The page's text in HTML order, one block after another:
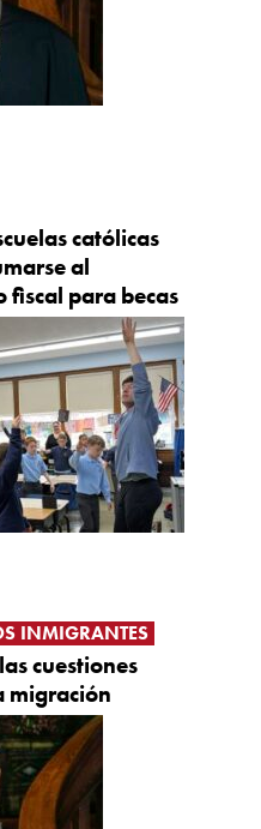
católicas
al
fiscal para becas
INMIGRANTES
cuestiones
migración